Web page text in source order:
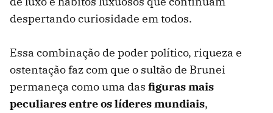
despertando curiosidade em todos.
Essa combinação de poder político, riqueza e
ostentação faz com que o sultão de Brunei
permaneça como uma das figuras mais
peculiares entre os líderes mundiais,